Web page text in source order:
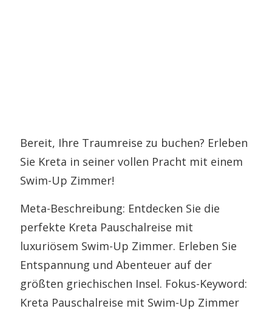
Bereit, Ihre Traumreise zu buchen? Erleben
Sie Kreta in seiner vollen Pracht mit einem
Swim-Up Zimmer!
Meta-Beschreibung: Entdecken Sie die
perfekte Kreta Pauschalreise mit
luxuriösem Swim-Up Zimmer. Erleben Sie
Entspannung und Abenteuer auf der
größten griechischen Insel. Fokus-Keyword:
Kreta Pauschalreise mit Swim-Up Zimmer